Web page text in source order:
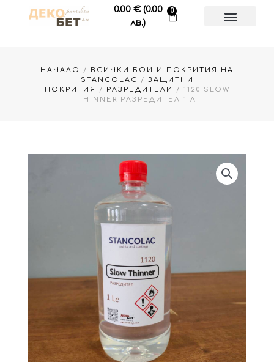
0.00 € (0.00
лв.)
0
Cart
НАЧАЛО / ВСИЧКИ БОИ И ПОКРИТИЯ НА
STANCOLAC
/ ЗАЩИТНИ
ПОКРИТИЯ
/ РАЗРЕДИТЕЛИ
/ 1120 SLOW
THINNER РАЗРЕДИТЕЛ 1 Л